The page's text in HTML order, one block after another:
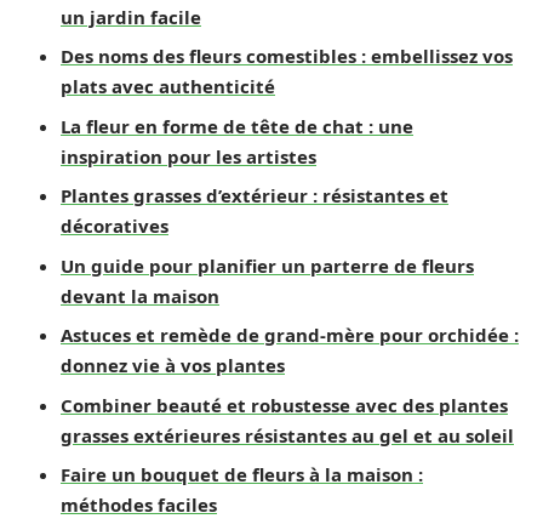
un jardin facile
Des noms des fleurs comestibles : embellissez vos
plats avec authenticité
La fleur en forme de tête de chat : une
inspiration pour les artistes
Plantes grasses d’extérieur : résistantes et
décoratives
Un guide pour planifier un parterre de fleurs
devant la maison
Astuces et remède de grand-mère pour orchidée :
donnez vie à vos plantes
Combiner beauté et robustesse avec des plantes
grasses extérieures résistantes au gel et au soleil
Faire un bouquet de fleurs à la maison :
méthodes faciles